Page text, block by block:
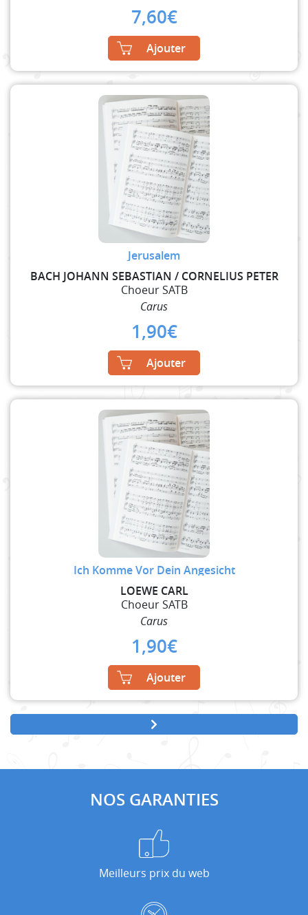
7,60€
Ajouter
Jerusalem
BACH JOHANN SEBASTIAN / CORNELIUS PETER
Choeur SATB
Carus
1,90€
Ajouter
Ich Komme Vor Dein Angesicht
LOEWE CARL
Choeur SATB
Carus
1,90€
Ajouter
NOS GARANTIES
Meilleurs prix du web